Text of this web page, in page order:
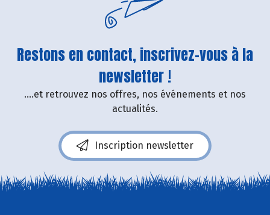
Restons en contact, inscrivez-vous à la
newsletter !
....et retrouvez nos offres, nos événements et nos
actualités.
Inscription newsletter